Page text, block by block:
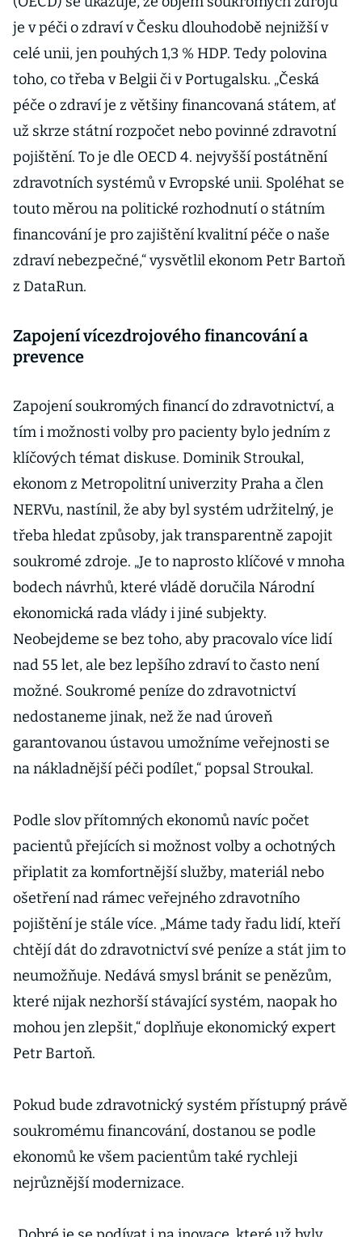
je v péči o zdraví v Česku dlouhodobě nejnižší v
celé unii, jen pouhých 1,3 % HDP. Tedy polovina
toho, co třeba v Belgii či v Portugalsku. „Česká
péče o zdraví je z většiny financovaná státem, ať
už skrze státní rozpočet nebo povinné zdravotní
pojištění. To je dle OECD 4. nejvyšší postátnění
zdravotních systémů v Evropské unii. Spoléhat se
touto měrou na politické rozhodnutí o státním
financování je pro zajištění kvalitní péče o naše
zdraví nebezpečné,“ vysvětlil ekonom Petr Bartoň
z DataRun.
Zapojení vícezdrojového financování a
prevence
Zapojení soukromých financí do zdravotnictví, a
tím i možnosti volby pro pacienty bylo jedním z
klíčových témat diskuse. Dominik Stroukal,
ekonom z Metropolitní univerzity Praha a člen
NERVu, nastínil, že aby byl systém udržitelný, je
třeba hledat způsoby, jak transparentně zapojit
soukromé zdroje. „Je to naprosto klíčové v mnoha
bodech návrhů, které vládě doručila Národní
ekonomická rada vlády i jiné subjekty.
Neobejdeme se bez toho, aby pracovalo více lidí
nad 55 let, ale bez lepšího zdraví to často není
možné. Soukromé peníze do zdravotnictví
nedostaneme jinak, než že nad úroveň
garantovanou ústavou umožníme veřejnosti se
na nákladnější péči podílet,“ popsal Stroukal.
Podle slov přítomných ekonomů navíc počet
pacientů přejících si možnost volby a ochotných
připlatit za komfortnější služby, materiál nebo
ošetření nad rámec veřejného zdravotního
pojištění je stále více. „Máme tady řadu lidí, kteří
chtějí dát do zdravotnictví své peníze a stát jim to
neumožňuje. Nedává smysl bránit se penězům,
které nijak nezhorší stávající systém, naopak ho
mohou jen zlepšit,“ doplňuje ekonomický expert
Petr Bartoň.
Pokud bude zdravotnický systém přístupný právě
soukromému financování, dostanou se podle
ekonomů ke všem pacientům také rychleji
nejrůznější modernizace.